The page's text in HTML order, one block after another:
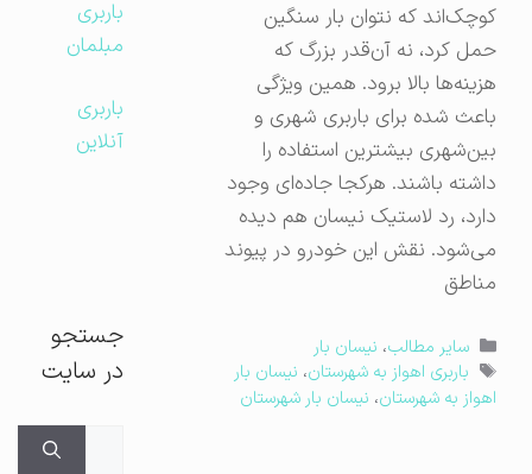
کوچک‌اند که نتوان بار سنگین
حمل کرد، نه آن‌قدر بزرگ که
هزینه‌ها بالا برود. همین ویژگی
باعث شده برای باربری شهری و
بین‌شهری بیشترین استفاده را
داشته باشند. هر‌کجا جاده‌ای وجود
دارد، رد لاستیک نیسان هم دیده
می‌شود. نقش این خودرو در پیوند
مناطق
دسته‌ها
سایر مطالب،نیسان بار
برچسب‌ها
باربری اهواز به شهرستان،نیسان بار
اهواز به شهرستان،نیسان بار شهرستان
باربری
مبلمان
باربری
آنلاین
جستجو
در سایت